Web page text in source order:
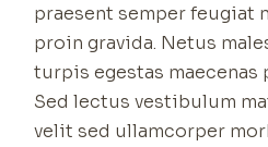
praesent semper feugiat
proin gravida. Netus
turpis egestas maecenas
Sed lectus vestibulum
velit sed ullamcorper